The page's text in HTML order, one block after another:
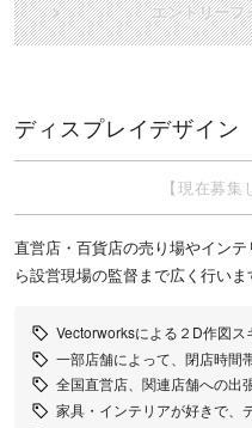
エントリーフ
ディスプレイデザイン
【現在募集
直営店・百貨店の売り場やイン
ら設営現場の監督まで広く行いま
Vectorworksによる２D作図ス
一部店舗によって、閉店時間
全国直営店、関連店舗への出
家具・インテリアが好きで、